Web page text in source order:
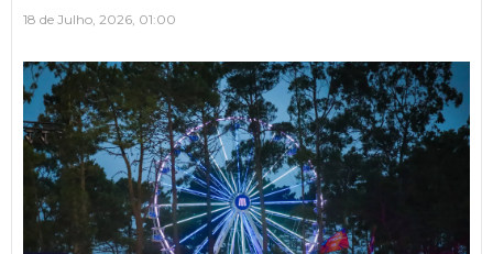
18 de Julho, 2026, 01:00